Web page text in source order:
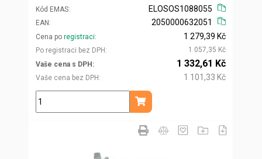
Kód EMAS
EAN
ELOSOS1088055
2050000632051
Cena po registraci
Po registraci bez DPH
1 279,39 Kč
1 057,35 Kč
Vaše cena s DPH
Vaše cena bez DPH
1 332,61 Kč
1 101,33 Kč
ks
Přidat do košíku